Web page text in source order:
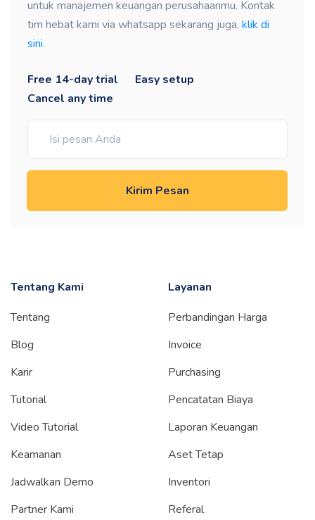
untuk manajemen keuangan perusahaanmu. Kontak
tim hebat kami via whatsapp sekarang juga, klik di
sini.
Free 14-day trial
Easy setup
Cancel any time
Kirim Pesan
Tentang Kami
Tentang
Blog
Karir
Tutorial
Video Tutorial
Keamanan
Jadwalkan Demo
Partner Kami
Layanan
Perbandingan Harga
Invoice
Purchasing
Pencatatan Biaya
Laporan Keuangan
Aset Tetap
Inventori
Referal